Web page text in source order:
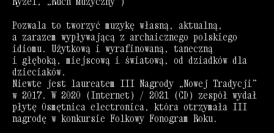
Pozwala to tworzyć muzykę własną, aktualną,
a zarazem wypływającą z archaicznego polskiego
idiomu. Użytkową i wyrafinowaną, taneczną
i głęboką, miejscową i światową, od dziadków dla
dzieciaków.
Niewte jest laureatem III Nagrody „Nowej Tradycji”
w 2017. W 2020 (Internet) / 2021 (CD) zespół wydał
płytę Osmętnica electronica, która otrzymała III
nagrodę w konkursie Folkowy Fonogram Roku.